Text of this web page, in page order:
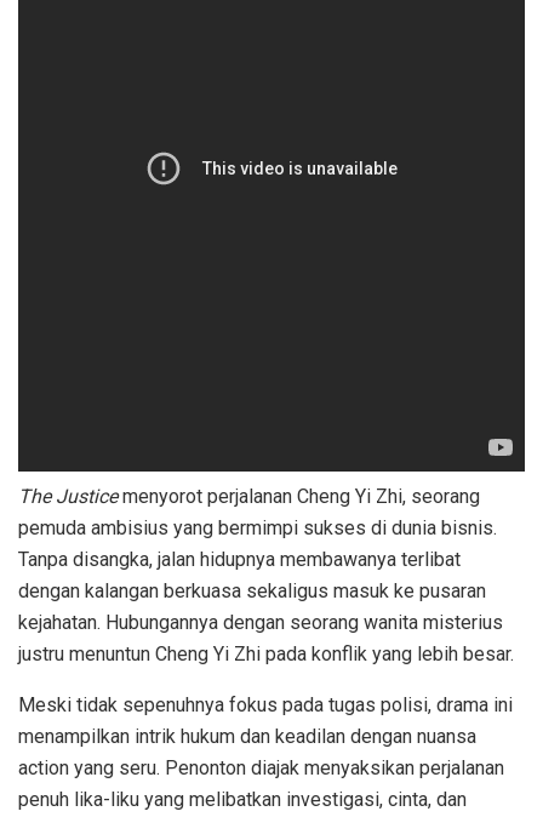
The Justicemenyorot perjalanan Cheng Yi Zhi, seorang
pemuda ambisius yang bermimpi sukses di dunia bisnis.
Tanpa disangka, jalan hidupnya membawanya terlibat
dengan kalangan berkuasa sekaligus masuk ke pusaran
kejahatan. Hubungannya dengan seorang wanita misterius
justru menuntun Cheng Yi Zhi pada konflik yang lebih besar.
Meski tidak sepenuhnya fokus pada tugas polisi, drama ini
menampilkan intrik hukum dan keadilan dengan nuansa
action yang seru. Penonton diajak menyaksikan perjalanan
penuh lika-liku yang melibatkan investigasi, cinta, dan